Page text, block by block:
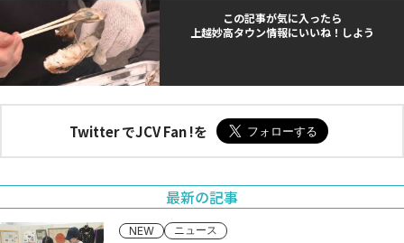
この記事が気に入ったら
上越妙高タウン情報にいいね！しよう
Twitter でJCV Fan !を
最新の記事
NEW ニュース